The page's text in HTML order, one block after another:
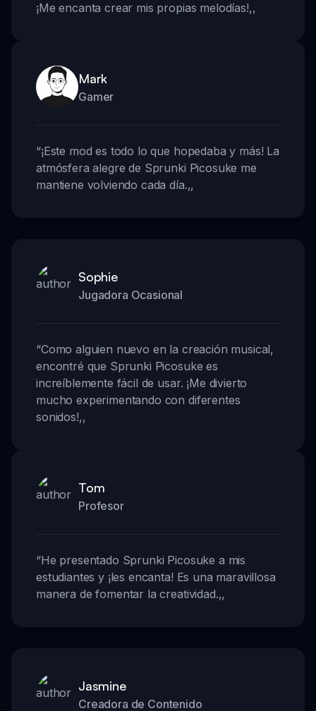
¡Me encanta crear mis propias melodías!,,
Mark
Gamer
“¡Este mod es todo lo que hopedaba y más! La
atmósfera alegre de Sprunki Picosuke me
mantiene volviendo cada día.,,
Sophie
Jugadora Ocasional
“Como alguien nuevo en la creación musical,
encontré que Sprunki Picosuke es
increíblemente fácil de usar. ¡Me divierto
mucho experimentando con diferentes
sonidos!,,
Tom
Profesor
“He presentado Sprunki Picosuke a mis
estudiantes y ¡les encanta! Es una maravillosa
manera de fomentar la creatividad.,,
Jasmine
Creadora de Contenido